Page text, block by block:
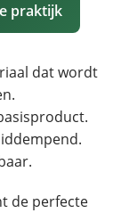
praktijk
dat wordt
de perfecte